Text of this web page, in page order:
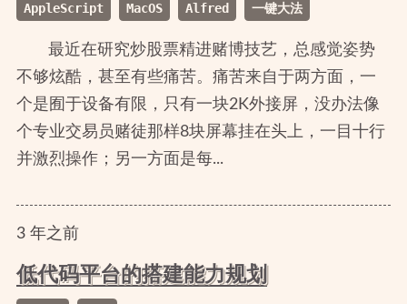
AppleScript MacOS Alfred 一键大法
最近在研究炒股票精进赌博技艺，总感觉姿势
不够炫酷，甚至有些痛苦。痛苦来自于两方面，一
个是囿于设备有限，只有一块2K外接屏，没办法像
个专业交易员赌徒那样8块屏幕挂在头上，一目十行
并激烈操作；另一方面是每...
3年之前
低代码平台的搭建能力规划